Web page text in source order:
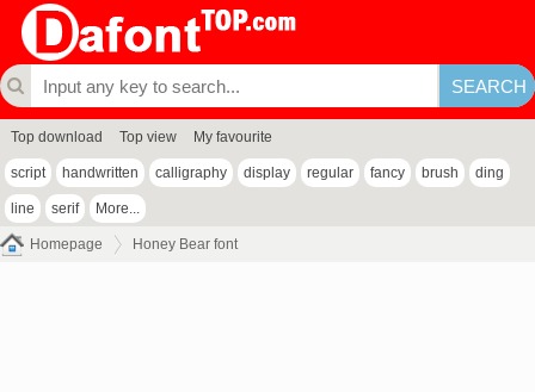
Top download Top view My favourite
script handwritten calligraphy display regular fancy brush ding
line serif More...
Homepage Honey Bear font